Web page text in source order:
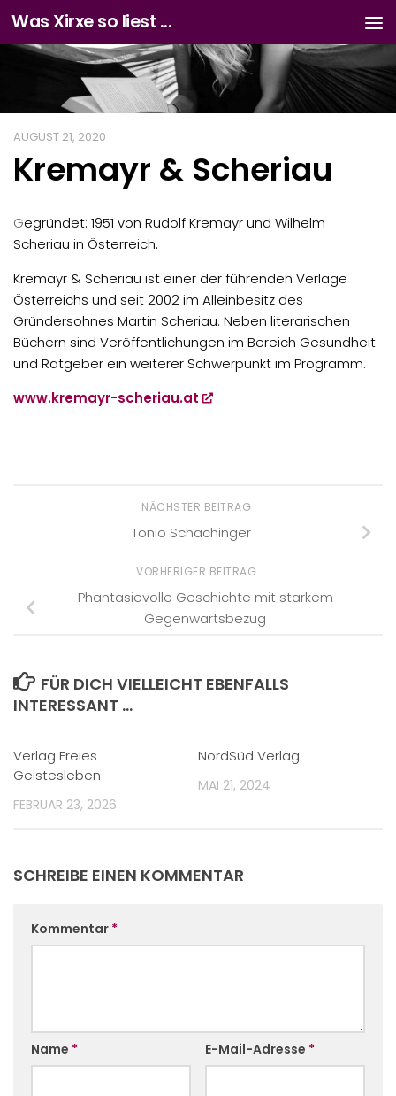
Zum Inhalt springen
Was Xirxe so liest ...
AUGUST 21, 2020
Kremayr & Scheriau
Gegründet: 1951 von Rudolf Kremayr und Wilhelm
Scheriau in Österreich.
Kremayr & Scheriau ist einer der führenden Verlage
Österreichs und seit 2002 im Alleinbesitz des
Gründersohnes Martin Scheriau. Neben literarischen
Büchern sind Veröffentlichungen im Bereich Gesundheit
und Ratgeber ein weiterer Schwerpunkt im Programm.
www.kremayr-scheriau.at
NÄCHSTER BEITRAG
Tonio Schachinger
VORHERIGER BEITRAG
Phantasievolle Geschichte mit starkem
Gegenwartsbezug
FÜR DICH VIELLEICHT EBENFALLS
INTERESSANT …
Verlag Freies
Geistesleben
FEBRUAR 23, 2026
NordSüd Verlag
MAI 21, 2024
SCHREIBE EINEN KOMMENTAR
Kommentar *
Name * E-Mail-Adresse *